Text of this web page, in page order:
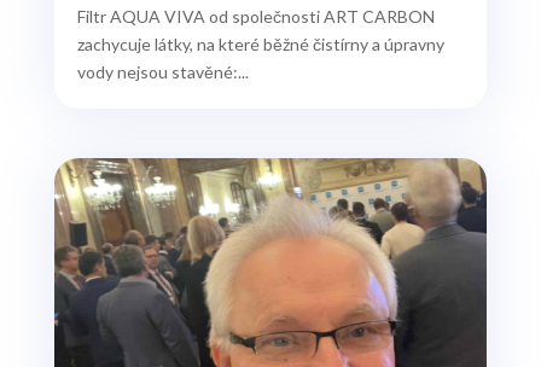
Filtr AQUA VIVA od společnosti ART CARBON
zachycuje látky, na které běžné čistírny a úpravny
vody nejsou stavěné:...